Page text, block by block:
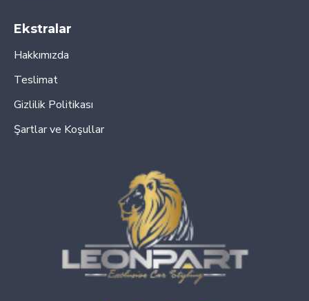
Ekstralar
Hakkımızda
Teslimat
Gizlilik Politikası
Şartlar ve Koşullar